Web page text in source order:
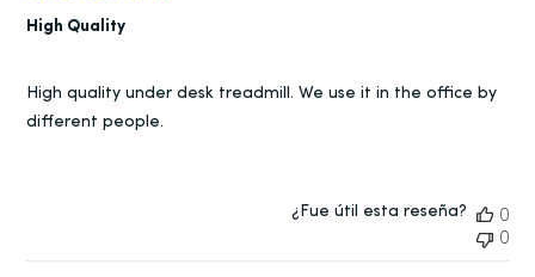
High Quality
High quality under desk treadmill. We use it in the office by
different people.
¿Fue útil esta reseña?
0
0